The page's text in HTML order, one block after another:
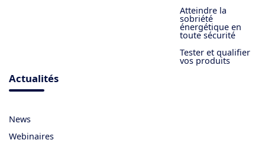
Atteindre la
sobriété
énergétique en
toute sécurité
Tester et qualifier
vos produits
Actualités
News
Webinaires